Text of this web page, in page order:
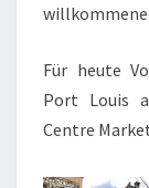
willkommene
Für heute
Port Louis
Centre